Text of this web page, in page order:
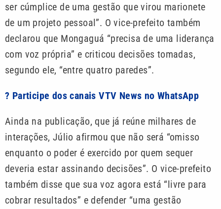
ser cúmplice de uma gestão que virou marionete
de um projeto pessoal”. O vice-prefeito também
declarou que Mongaguá “precisa de uma liderança
com voz própria” e criticou decisões tomadas,
segundo ele, “entre quatro paredes”.
? Participe dos canais VTV News no WhatsApp
Ainda na publicação, que já reúne milhares de
interações, Júlio afirmou que não será “omisso
enquanto o poder é exercido por quem sequer
deveria estar assinando decisões”. O vice-prefeito
também disse que sua voz agora está “livre para
cobrar resultados” e defender “uma gestão